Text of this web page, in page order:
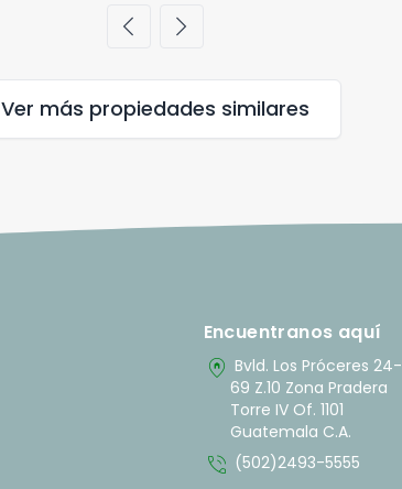
chevron_left chevron_right
Ver más propiedades similares
Encuentranos aquí
home_pin Bvld. Los Próceres 24-
69 Z.10 Zona Pradera
Torre IV Of. 1101
Guatemala C.A.
phone_in_talk (502)2493-5555